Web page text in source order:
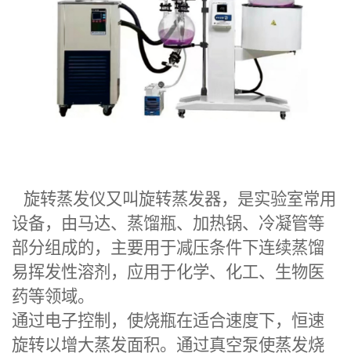
旋转蒸发仪又叫旋转蒸发器，是实验室常用
设备，由马达、蒸馏瓶、加热锅、冷凝管等
部分组成的，主要用于减压条件下连续蒸馏
易挥发性溶剂，应用于化学、化工、生物医
药等领域。
通过电子控制，使烧瓶在适合速度下，恒速
旋转以增大蒸发面积。通过真空泵使蒸发烧